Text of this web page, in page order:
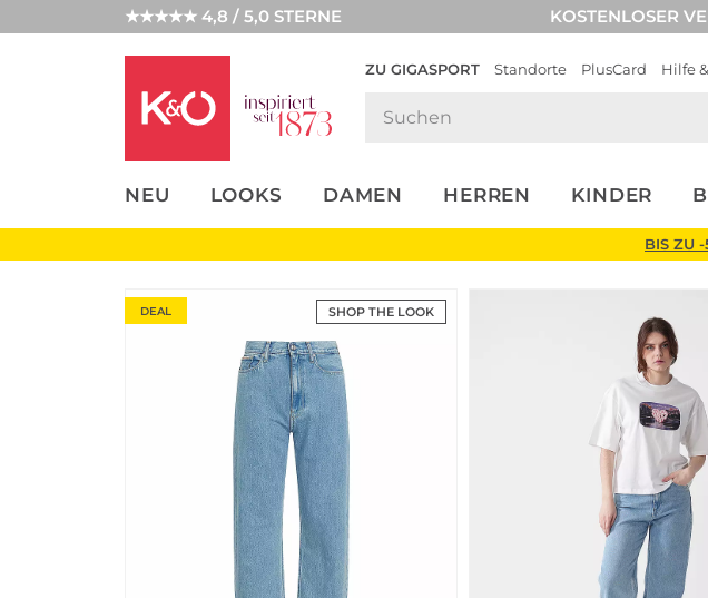
★★★★★ 4,8 / 5,0 STERNE KOSTENLOSER
ZU GIGASPORT Standorte PlusCard Hilfe
NEU LOOKS DAMEN HERREN KINDER
UNSERE APP
CLICK &
BIS ZU
SHOP THE LOOK
DEAL